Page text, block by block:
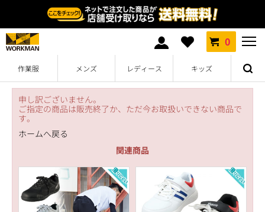
0
作業服 メンズ レディース キッズ
申し訳ございません。
ご指定の商品は販売終了か、ただ今お取扱いできない商品で
す。
ホームへ戻る
関連商品